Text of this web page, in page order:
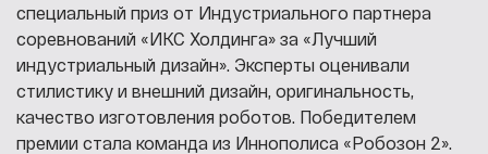
специальный приз от Индустриального партнера
соревнований «ИКС Холдинга» за «Лучший
индустриальный дизайн». Эксперты оценивали
стилистику и внешний дизайн, оригинальность,
качество изготовления роботов. Победителем
премии стала команда из Иннополиса «Робозон 2».